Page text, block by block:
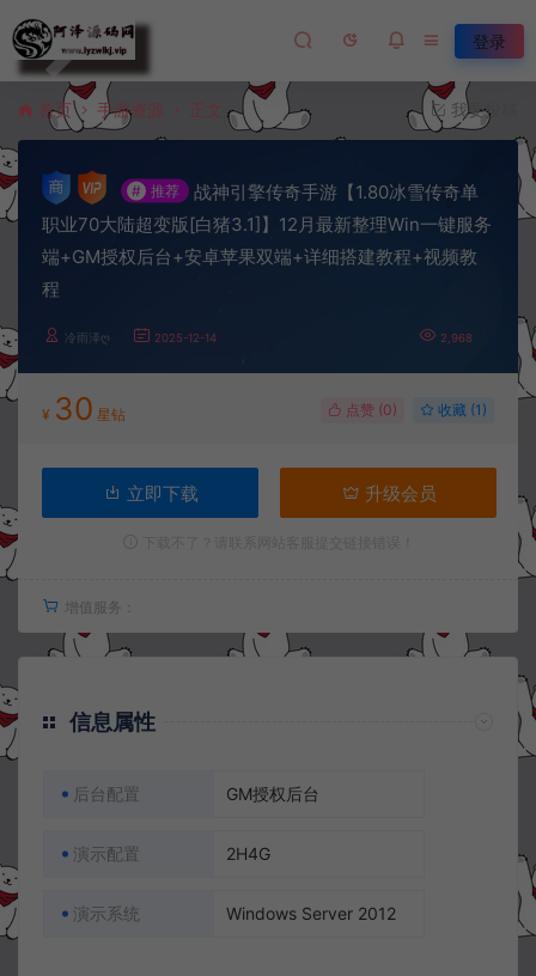
登录
首页 手游资源 正文 我要投稿
# 推荐
战神引擎传奇手游【1.80冰雪传奇单
职业70大陆超变版[白猪3.1]】12月最新整理Win一键服务
端+GM授权后台+安卓苹果双端+详细搭建教程+视频教
程
冷雨泽ღ 2025-12-14 2,968
¥ 30 星钻 点赞 (0) 收藏 (1)
立即下载 升级会员
增值服务：
信息属性
后台配置 GM授权后台
演示配置 2H4G
演示系统 Windows Server 2012